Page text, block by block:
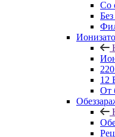
Cо
12
От